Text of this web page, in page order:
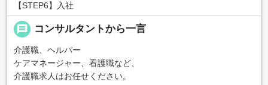
【STEP6】入社
message コンサルタントから一言
介護職、ヘルパー
ケアマネージャー、看護職など、
介護職求人はお任せください。